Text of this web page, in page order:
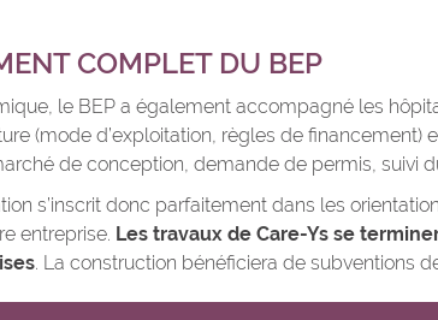
COMPLET DU BEP
le BEP a également accompagné les
(mode d’exploitation, règles de financement)
de conception, demande de permis, suivi
s’inscrit donc parfaitement dans les
entreprise. Les travaux de Care-Ys se
. La construction bénéficiera de subventions de